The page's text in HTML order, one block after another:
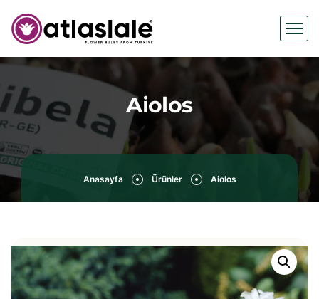
Aiolos
Anasayfa Ürünler Aiolos